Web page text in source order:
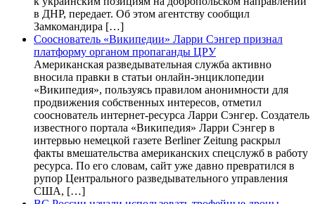
в ДНР, передает. Об этом агентству сообщил
Замкомандира […]
Сооснователь «Википедии» Ларри Сэнгер признал
платформу органом пропаганды ЦРУ
Американская разведывательная служба активно
вносила правки в статьи онлайн-энциклопедии
«Википедия», пользуясь правилом анонимности для
продвижения собственных интересов, отметил
сооснователь интернет-ресурса Ларри Сэнгер. Создатель
известного портала «Википедия» Ларри Сэнгер в
интервью немецкой газете Berliner Zeitung раскрыл
факты вмешательства американских спецслужб в работу
ресурса. По его словам, сайт уже давно превратился в
рупор Центрального разведывательного управления
США, […]